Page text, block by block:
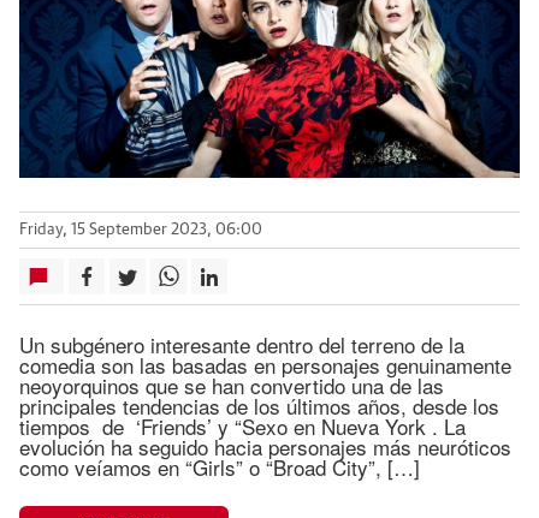
Friday, 15 September 2023, 06:00
Un subgénero interesante dentro del terreno de la
comedia son las basadas en personajes genuinamente
neoyorquinos que se han convertido una de las
principales tendencias de los últimos años, desde los
tiempos de ‘Friends’ y “Sexo en Nueva York . La
evolución ha seguido hacia personajes más neuróticos
como veíamos en “Girls” o “Broad City”, […]